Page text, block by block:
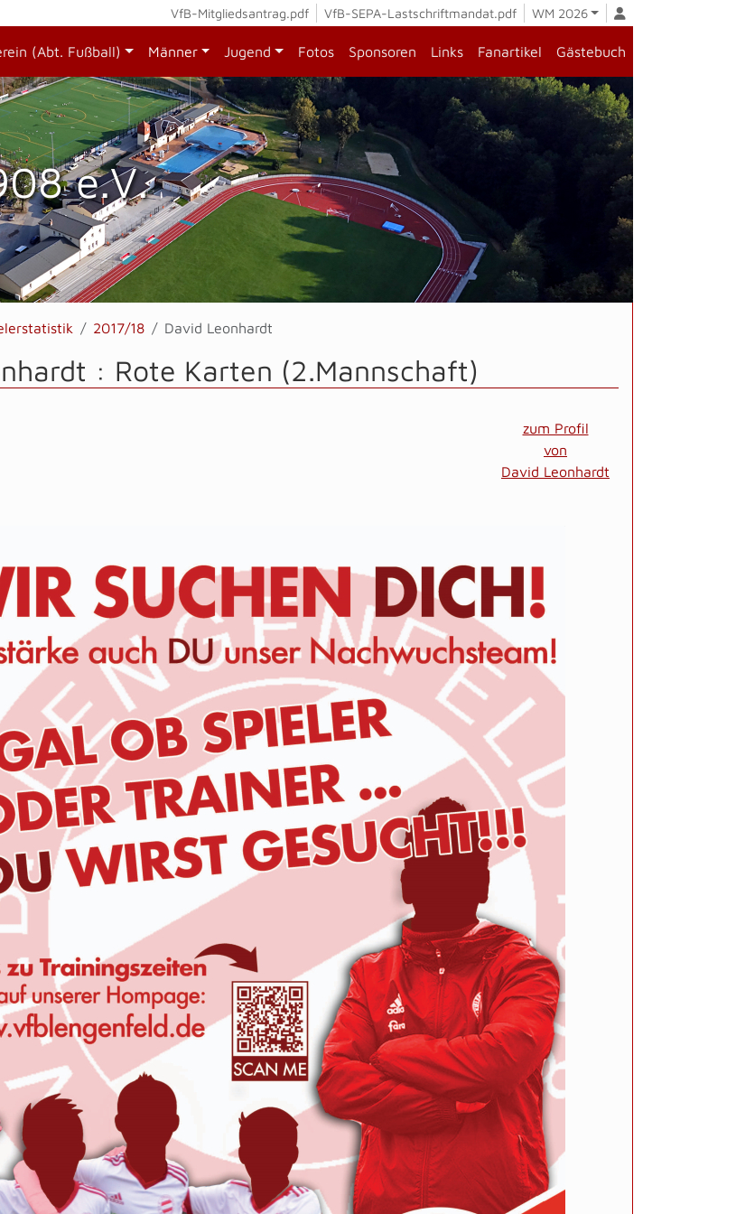
VfB-Mitgliedsantrag.pdf VfB-SEPA-Lastschriftmandat.pdf WM 2026
(Abt. Fußball) Männer Jugend Fotos Sponsoren Links Fanartikel Gästebuch
e.V.
2017/18 David Leonhardt
: Rote Karten (2.Mannschaft)
zum Profil
von
David Leonhardt